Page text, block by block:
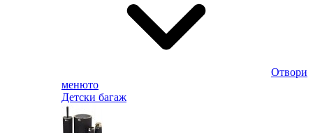
Отвори
менюто
Детски багаж